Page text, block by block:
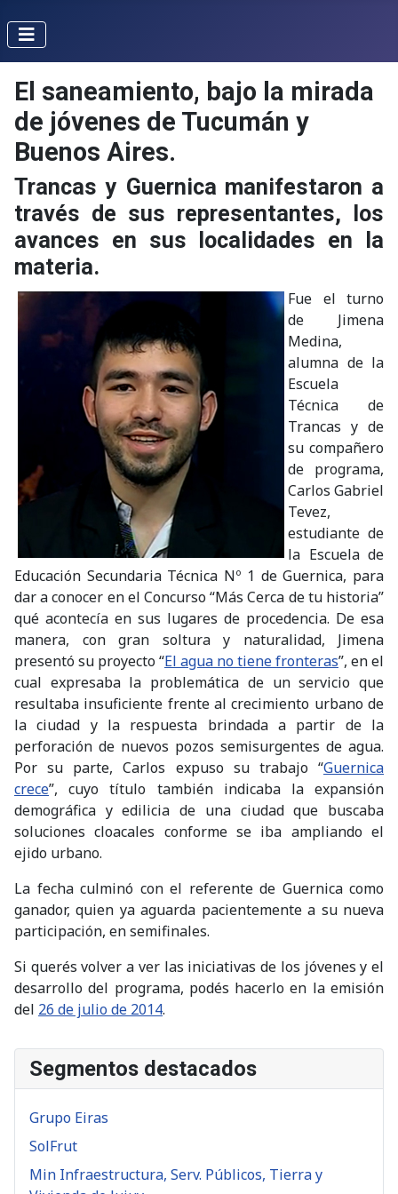
El saneamiento, bajo la mirada
de jóvenes de Tucumán y
Buenos Aires.
Trancas y Guernica manifestaron a
través de sus representantes, los
avances en sus localidades en la
materia.
Fue el turno
de Jimena
Medina,
alumna de la
Escuela
Técnica de
Trancas y de
su compañero
de programa,
Carlos Gabriel
Tevez,
estudiante de
la Escuela de
Educación Secundaria Técnica Nº 1 de Guernica, para
dar a conocer en el Concurso “Más Cerca de tu historia”
qué acontecía en sus lugares de procedencia. De esa
manera, con gran soltura y naturalidad, Jimena
presentó su proyecto “El agua no tiene fronteras”, en el
cual expresaba la problemática de un servicio que
resultaba insuficiente frente al crecimiento urbano de
la ciudad y la respuesta brindada a partir de la
perforación de nuevos pozos semisurgentes de agua.
Por su parte, Carlos expuso su trabajo “Guernica
crece”, cuyo título también indicaba la expansión
demográfica y edilicia de una ciudad que buscaba
soluciones cloacales conforme se iba ampliando el
ejido urbano.
La fecha culminó con el referente de Guernica como
ganador, quien ya aguarda pacientemente a su nueva
participación, en semifinales.
Si querés volver a ver las iniciativas de los jóvenes y el
desarrollo del programa, podés hacerlo en la emisión
del 26 de julio de 2014.
Segmentos destacados
Grupo Eiras
SolFrut
Min Infraestructura, Serv. Públicos, Tierra y